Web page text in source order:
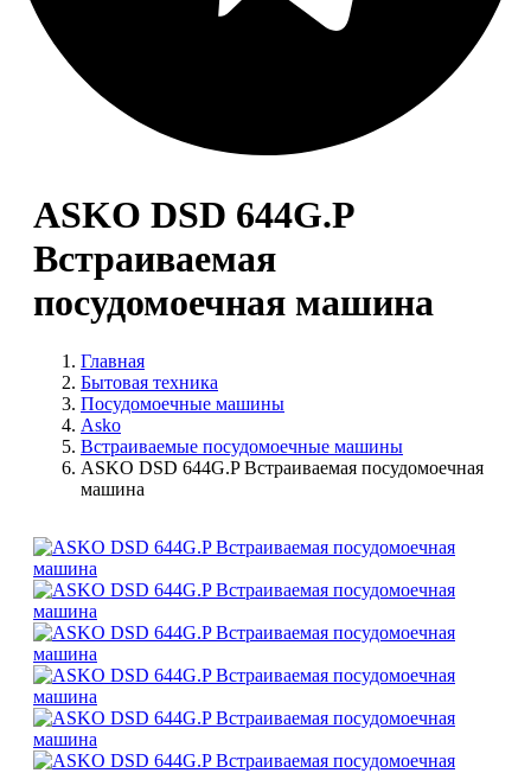
ASKO DSD 644G.P
Встраиваемая
посудомоечная машина
Главная
Бытовая техника
Посудомоечные машины
Asko
Встраиваемые посудомоечные машины
ASKO DSD 644G.P Встраиваемая посудомоечная
машина